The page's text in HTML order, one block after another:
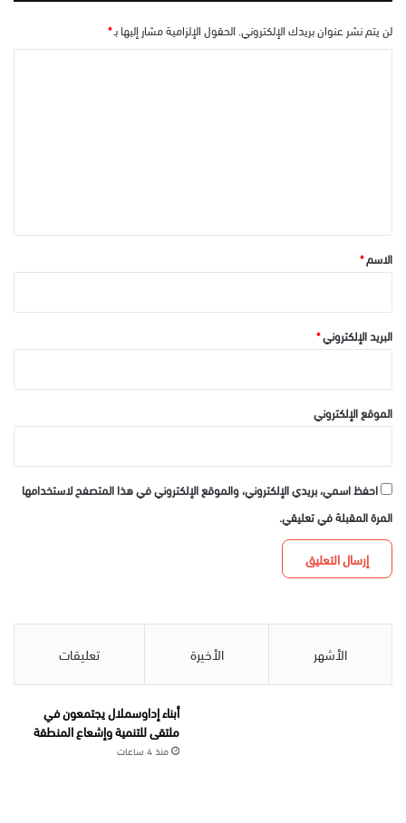
لن يتم نشر عنوان بريدك الإلكتروني. الحقول الإلزامية مشار إليها بـ*
*الاسم*
البريد الإلكتروني*
الموقع الإلكتروني
احفظ اسمي، بريدي الإلكتروني، والموقع الإلكتروني في هذا المتصفح لاستخدامها
المرة المقبلة في تعليقي.
الأشهر الأخيرة تعليقات
أبناء إداوسملال يجتمعون في
ملتقى للتنمية وإشعاع المنطقة
منذ 4 ساعات